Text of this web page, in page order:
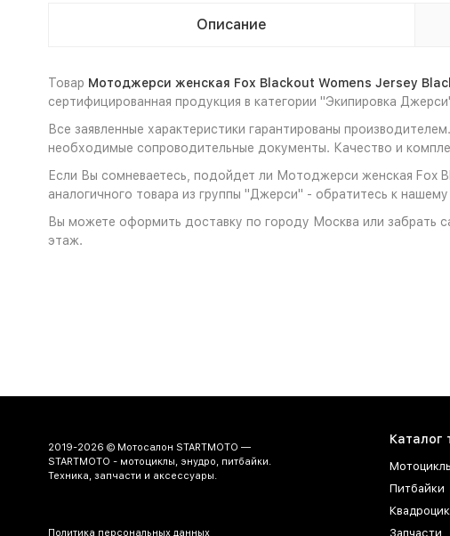
Описание
Товар Мотоджерси женская Fox Blackout Womens Jersey
сертифицированная продукция в категории "Экипировка
Все заявленные характеристики гарантированы
необходимые сопроводительные документы. Качество и
Если Вы сомневаетесь, подойдет ли Мотоджерси женская Fox
аналогичного товара из группы "Джерси" - обратитесь к
Вы можете оформить доставку по городу Москва или забрать
этаж.
2019-2026 © Мотосалон STARTMOTO —
STARTMOTO - мотоциклы, энудро, питбайки.
Техника, запчасти и аксессуары.
Политика персональных данных
Каталог
Питбайки
Запчасти